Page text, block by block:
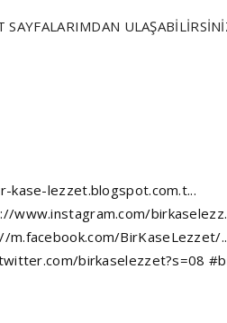
kase-lezzet.blogspot.com.t...
www.instagram.com/
m.facebook.com/BirKaseLezzet/
birkaselezzet?s=08